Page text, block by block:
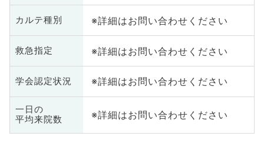
カルテ種別 ※詳細はお問い合わせください
救急指定 ※詳細はお問い合わせください
学会認定状況 ※詳細はお問い合わせください
一日の
平均来院数
※詳細はお問い合わせください